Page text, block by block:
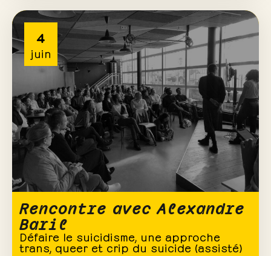
4
juin
Rencontre avec Alexandre
Baril
Défaire le suicidisme, une approche
trans, queer et crip du suicide (assisté)